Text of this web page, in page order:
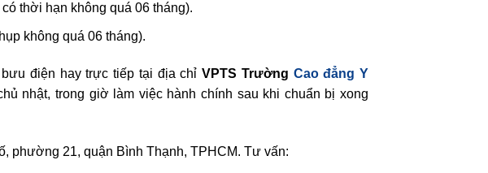
thời hạn không quá 06 tháng).
không quá 06 tháng).
điện hay trực tiếp tại địa chỉVPTS Trường Cao đẳng Y
nhật, trong giờ làm việc hành chính sau khi chuẩn bị xong
phường 21, quận Bình Thạnh, TPHCM. Tư vấn: